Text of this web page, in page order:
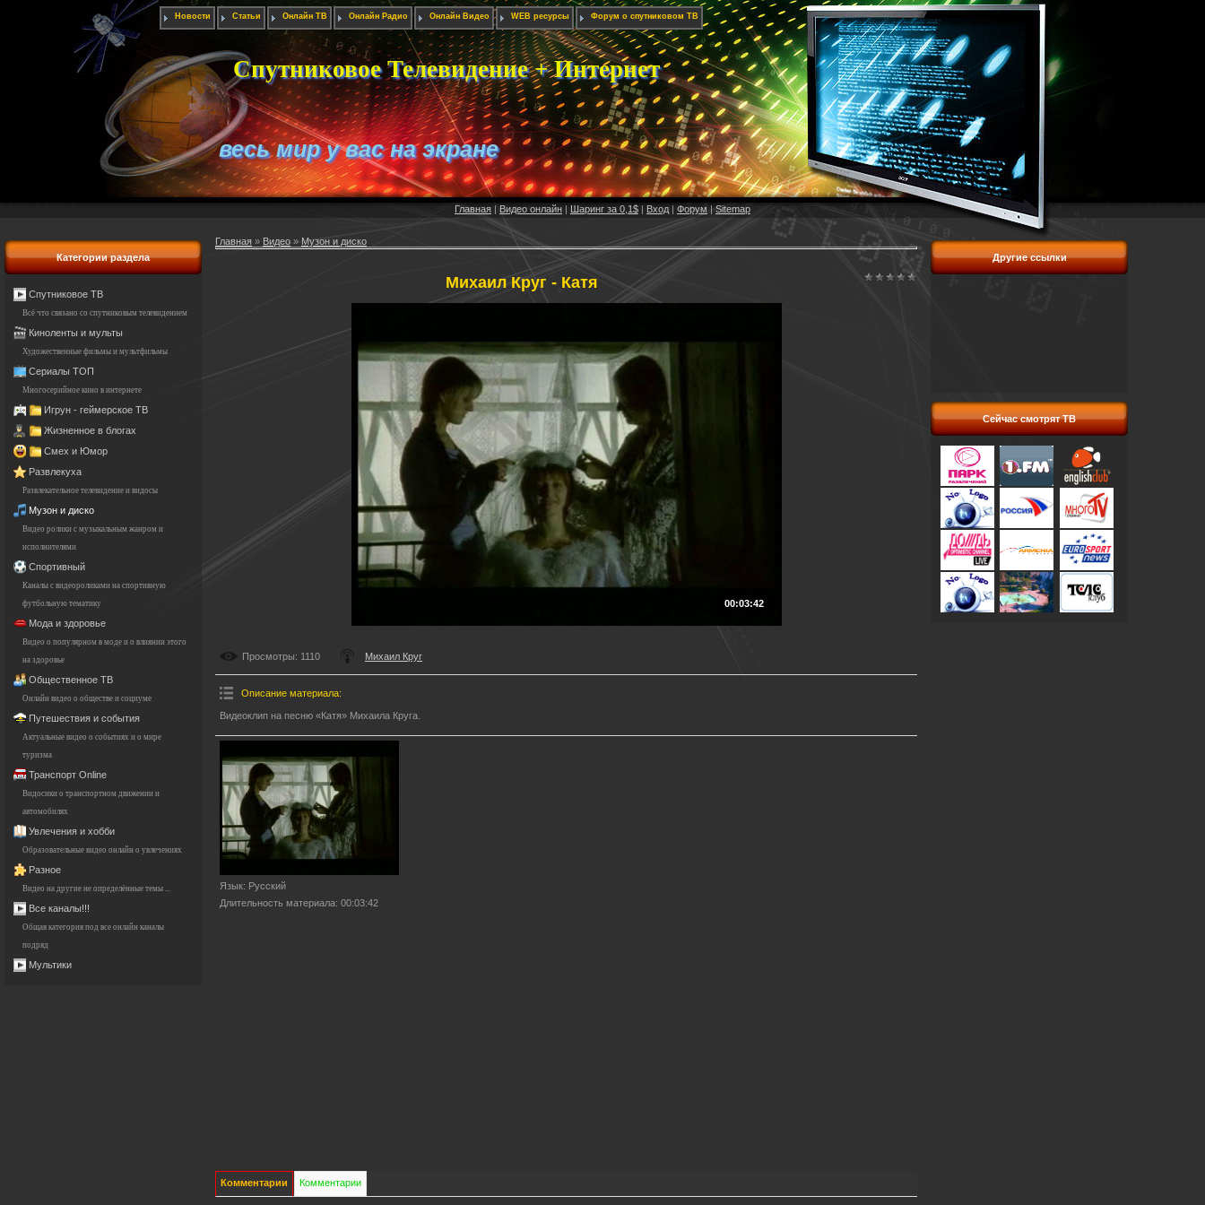
Новости Статьи Онлайн ТВ Онлайн Радио Онлайн Видео WEB ресурсы Форум о спутниковом ТВ
Спутниковое Телевидение + Интернет
весь мир у вас на экране
Главная |Видео онлайн | Шаринг за 0,1$ | Вход | Форум |Sitemap
Категории раздела
Спутниковое ТВ
Всё что связано со спутниковым телевидением
Киноленты и мульты
Художественные фильмы и мультфильмы
Сериалы ТОП
Многосерийное кино в интернете
Игрун - геймерское ТВ
Жизненное в блогах
Смех и Юмор
Развлекуха
Развлекательное телевидение и видосы
Музон и диско
Видео ролики с музыкальным жанром и
исполнителями
Спортивный
Каналы с видеороликами на спортивную
футбольную тематику
Мода и здоровье
Видео о популярном в моде и о влиянии этого
на здоровье
Общественное ТВ
Онлайн видео о обществе и социуме
Путешествия и события
Актуальные видео о событиях и о мире
туризма
Транспорт Online
Видосики о транспортном движении и
автомобилях
Увлечения и хобби
Образовательные видео онлайн о увлечениях
Разное
Видео на другие не определённые темы ...
Все каналы!!!
Общая категория под все онлайн каналы
подряд
Мультики
Главная » Видео » Музон и диско
Михаил Круг - Катя
00:03:42
Просмотры: 1110 Михаил Круг
Описание материала:
Видеоклип на песню «Катя» Михаила Круга.
Язык: Русский
Длительность материала: 00:03:42
Комментарии Комментарии
Другие ссылки
Сейчас смотрят ТВ